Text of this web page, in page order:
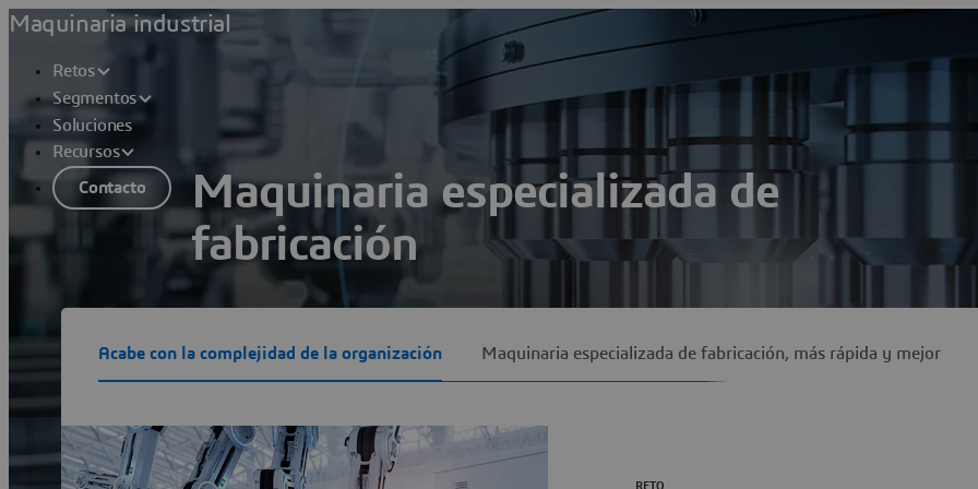
Maquinaria industrial
Retos
Segmentos
Soluciones
Recursos
Contacto
Maquinaria especializada de
fabricación
tienen que ofrecer máquinas más inteligentes y flexibles.
Acabe con la complejidad de la organización Maquinaria especializada de fabricación, más rápida y mejor
RETO